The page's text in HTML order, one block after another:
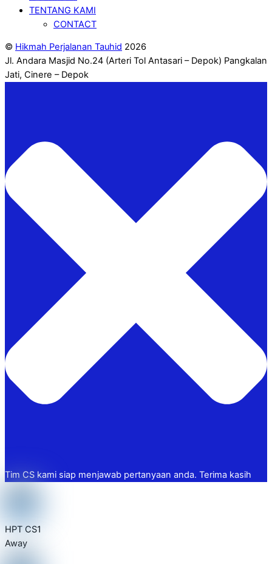
TENTANG KAMI
CONTACT
© Hikmah Perjalanan Tauhid 2026
Jl. Andara Masjid No.24 (Arteri Tol Antasari – Depok) Pangkalan
Jati, Cinere – Depok
Tim CS kami siap menjawab pertanyaan anda. Terima kasih
HPT CS1
Away